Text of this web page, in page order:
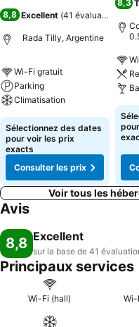
8,8 Excellent (41 évaluations
Rada Tilly, Argentine
Wi-Fi gratuit
Parking
Climatisation
Sélectionnez des dates
pour voir les prix
exacts
Consulter les prix
8,3
Voir tous les
Avis
8,8 Excellent
sur la base de 41
Principaux services
Wi-Fi (hall) Wi-